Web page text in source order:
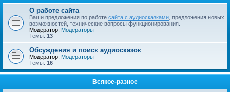
О работе сайта
Ваши предложения по работе сайта с аудиосказками , предложения новых
возможностей, технические вопросы функционирования.
Модератор: Модераторы
Темы: 13
Обсуждения и поиск аудиосказок
Модератор: Модераторы
Темы: 16
Всякое-разное